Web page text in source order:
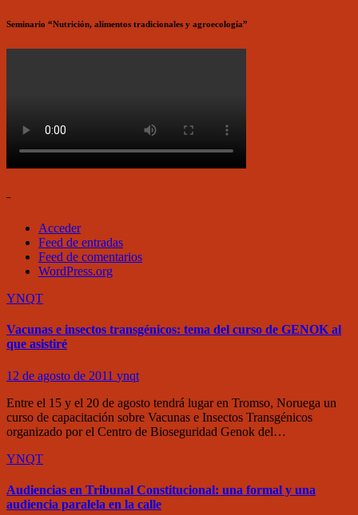
Seminario “Nutrición, alimentos tradicionales y agroecología”
–
Acceder
Feed de entradas
Feed de comentarios
WordPress.org
YNQT
Vacunas e insectos transgénicos: tema del curso de GENOK al
que asistiré
12 de agosto de 2011 ynqt
Entre el 15 y el 20 de agosto tendrá lugar en Tromso, Noruega un
curso de capacitación sobre Vacunas e Insectos Transgénicos
organizado por el Centro de Bioseguridad Genok del…
YNQT
Audiencias en Tribunal Constitucional: una formal y una
audiencia paralela en la calle